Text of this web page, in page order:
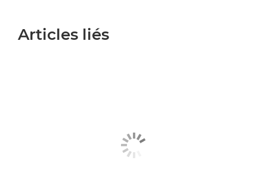
Articles liés